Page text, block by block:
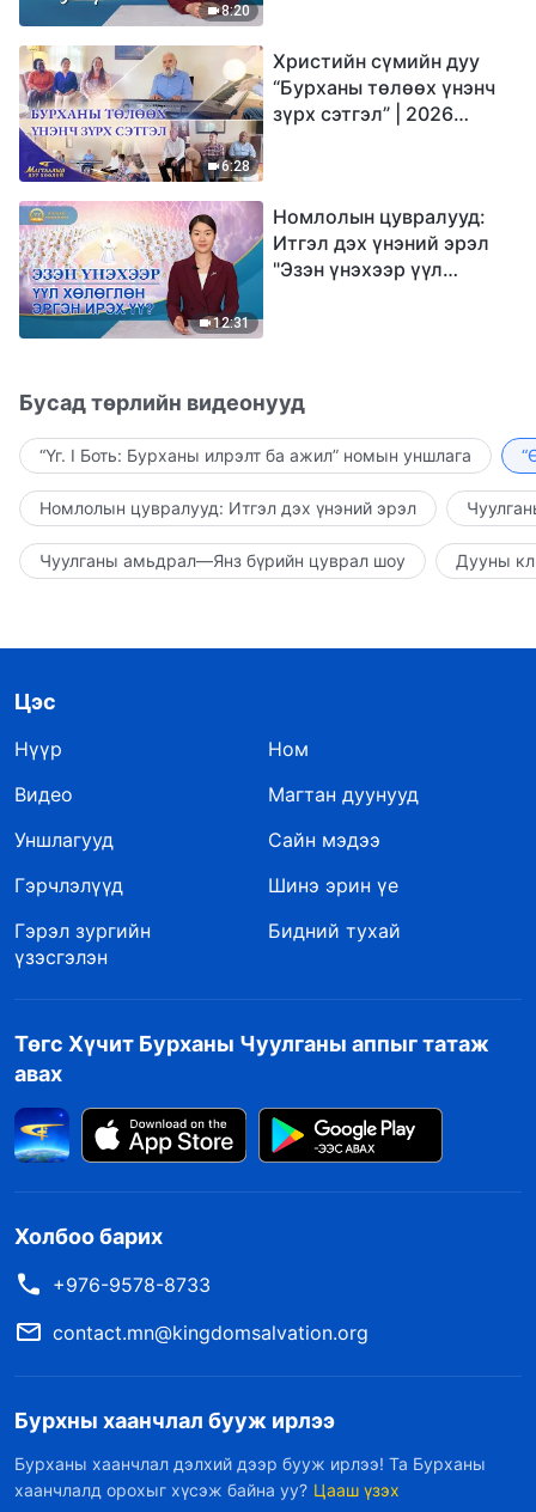
8:20
6:28
Христийн сүмийн дуу
“Бурханы төлөөх үнэнч
зүрх сэтгэл” | 2026
12:31
Номлолын цувралууд:
Итгэл дэх үнэний эрэл
"Эзэн үнэхээр үүл
Бусад төрлийн видеонууд
“Үг. I Боть: Бурханы илрэлт ба ажил” номын уншлага
Номлолын цувралууд: Итгэл дэх үнэний эрэл
Чуулганы амьдрал—Янз бүрийн цуврал шоу Дууны
Цэс
Нүүр
Ном
Видео
Магтан дуунууд
Уншлагууд
Сайн мэдээ
Гэрчлэлүүд
Шинэ эрин үе
Гэрэл зургийн
үзэсгэлэн
Бидний тухай
Төгс Хүчит Бурханы Чуулганы аппыг татаж
авах
Холбоо барих
+976-9578-8733
contact.mn@kingdomsalvation.org
Бурхны хаанчлал бууж ирлээ
Бурханы хаанчлал дэлхий дээр бууж ирлээ! Та Бурханы
хаанчлалд орохыг хүсэж байна уу? Цааш үзэх